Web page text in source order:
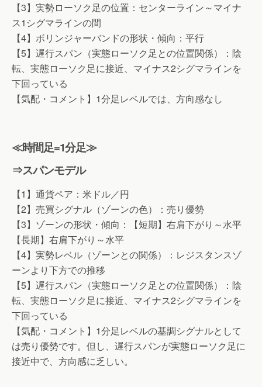
【3】実勢ローソク足の位置：センターライン～マイナ
ス1シグマラインの間
【4】ボリンジャーバンドの形状・傾向：平行
【5】遅行スパン（実態ローソク足との位置関係）：陰
転、実態ローソク足に接近、マイナス2シグマラインを
下回っている
【気配・コメント】1分足レベルでは、方向感なし
≪時間足=1分足≫
⇒スパンモデル
【1】通貨ペア：米ドル／円
【2】売買シグナル（ゾーンの色）：売り優勢
【3】ゾーンの形状・傾向：【短期】右肩下がり～水平
【長期】右肩下がり～水平
【4】実勢レベル（ゾーンとの関係）：レジスタンスゾ
ーンより下方での推移
【5】遅行スパン（実態ローソク足との位置関係）：陰
転、実態ローソク足に接近、マイナス2シグマラインを
下回っている
【気配・コメント】1分足レベルの基調シグナルとして
は売り優勢です。但し、遅行スパンが実態ローソク足に
接近中で、方向感に乏しい。